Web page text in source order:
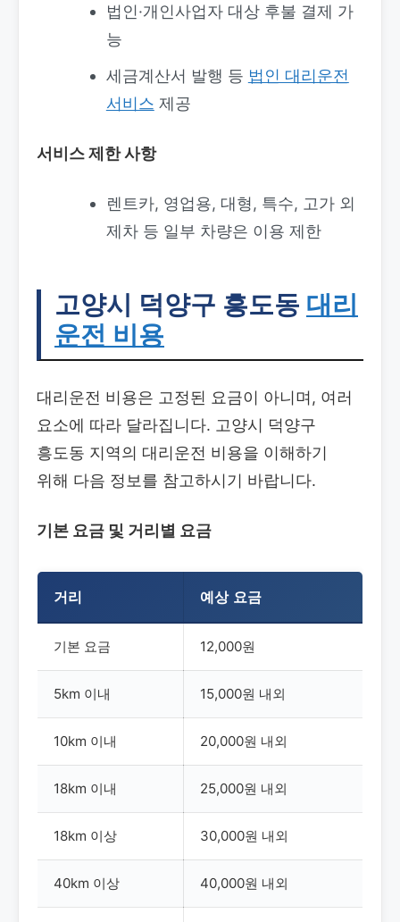
법인·개인사업자 대상 후불 결제 가
능
세금계산서 발행 등 법인 대리운전
서비스 제공
서비스 제한 사항
렌트카, 영업용, 대형, 특수, 고가 외
제차 등 일부 차량은 이용 제한
고양시 덕양구 흥도동 대리
운전 비용
대리운전 비용은 고정된 요금이 아니며, 여러
요소에 따라 달라집니다. 고양시 덕양구
흥도동 지역의 대리운전 비용을 이해하기
위해 다음 정보를 참고하시기 바랍니다.
기본 요금 및 거리별 요금
거리 예상 요금
기본 요금 12,000원
5km 이내 15,000원 내외
10km 이내 20,000원 내외
18km 이내 25,000원 내외
18km 이상 30,000원 내외
40km 이상 40,000원 내외